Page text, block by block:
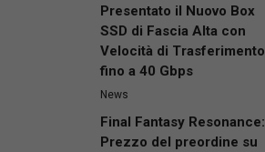
Presentato il Nuovo Box
SSD di Fascia Alta con
Velocità di Trasferimento
fino a 40 Gbps
News
Final Fantasy Resonance:
Prezzo del preordine su